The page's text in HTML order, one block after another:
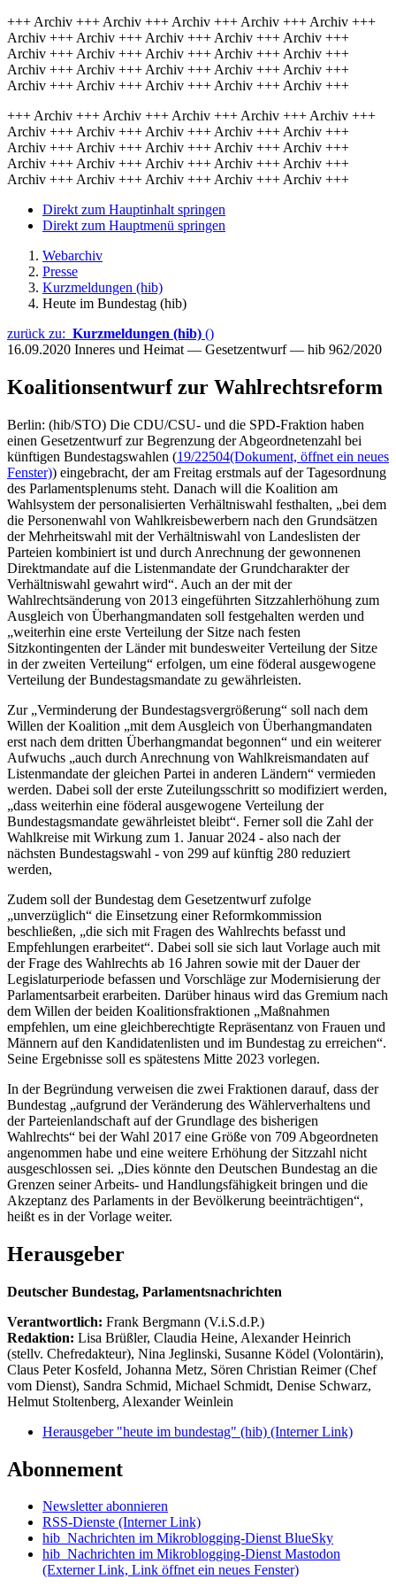
+++ Archiv +++ Archiv +++ Archiv +++ Archiv +++ Archiv +++
Archiv +++ Archiv +++ Archiv +++ Archiv +++ Archiv +++
Archiv +++ Archiv +++ Archiv +++ Archiv +++ Archiv +++
Archiv +++ Archiv +++ Archiv +++ Archiv +++ Archiv +++
Archiv +++ Archiv +++ Archiv +++ Archiv +++ Archiv +++
+++ Archiv +++ Archiv +++ Archiv +++ Archiv +++ Archiv +++
Archiv +++ Archiv +++ Archiv +++ Archiv +++ Archiv +++
Archiv +++ Archiv +++ Archiv +++ Archiv +++ Archiv +++
Archiv +++ Archiv +++ Archiv +++ Archiv +++ Archiv +++
Archiv +++ Archiv +++ Archiv +++ Archiv +++ Archiv +++
Direkt zum Hauptinhalt springen
Direkt zum Hauptmenü springen
Webarchiv
Presse
Kurzmeldungen (hib)
Heute im Bundestag (hib)
zurück zu: Kurzmeldungen (hib) ()
16.09.2020 Inneres und Heimat — Gesetzentwurf — hib 962/2020
Koalitionsentwurf zur Wahlrechtsreform
Berlin: (hib/STO) Die CDU/CSU- und die SPD-Fraktion haben
einen Gesetzentwurf zur Begrenzung der Abgeordnetenzahl bei
künftigen Bundestagswahlen (19/22504(Dokument, öffnet ein neues
Fenster)) eingebracht, der am Freitag erstmals auf der Tagesordnung
des Parlamentsplenums steht. Danach will die Koalition am
Wahlsystem der personalisierten Verhältniswahl festhalten, „bei dem
die Personenwahl von Wahlkreisbewerbern nach den Grundsätzen
der Mehrheitswahl mit der Verhältniswahl von Landeslisten der
Parteien kombiniert ist und durch Anrechnung der gewonnenen
Direktmandate auf die Listenmandate der Grundcharakter der
Verhältniswahl gewahrt wird“. Auch an der mit der
Wahlrechtsänderung von 2013 eingeführten Sitzzahlerhöhung zum
Ausgleich von Überhangmandaten soll festgehalten werden und
„weiterhin eine erste Verteilung der Sitze nach festen
Sitzkontingenten der Länder mit bundesweiter Verteilung der Sitze
in der zweiten Verteilung“ erfolgen, um eine föderal ausgewogene
Verteilung der Bundestagsmandate zu gewährleisten.
Zur „Verminderung der Bundestagsvergrößerung“ soll nach dem
Willen der Koalition „mit dem Ausgleich von Überhangmandaten
erst nach dem dritten Überhangmandat begonnen“ und ein weiterer
Aufwuchs „auch durch Anrechnung von Wahlkreismandaten auf
Listenmandate der gleichen Partei in anderen Ländern“ vermieden
werden. Dabei soll der erste Zuteilungsschritt so modifiziert werden,
„dass weiterhin eine föderal ausgewogene Verteilung der
Bundestagsmandate gewährleistet bleibt“. Ferner soll die Zahl der
Wahlkreise mit Wirkung zum 1. Januar 2024 - also nach der
nächsten Bundestagswahl - von 299 auf künftig 280 reduziert
werden,
Zudem soll der Bundestag dem Gesetzentwurf zufolge
„unverzüglich“ die Einsetzung einer Reformkommission
beschließen, „die sich mit Fragen des Wahlrechts befasst und
Empfehlungen erarbeitet“. Dabei soll sie sich laut Vorlage auch mit
der Frage des Wahlrechts ab 16 Jahren sowie mit der Dauer der
Legislaturperiode befassen und Vorschläge zur Modernisierung der
Parlamentsarbeit erarbeiten. Darüber hinaus wird das Gremium nach
dem Willen der beiden Koalitionsfraktionen „Maßnahmen
empfehlen, um eine gleichberechtigte Repräsentanz von Frauen und
Männern auf den Kandidatenlisten und im Bundestag zu erreichen“.
Seine Ergebnisse soll es spätestens Mitte 2023 vorlegen.
In der Begründung verweisen die zwei Fraktionen darauf, dass der
Bundestag „aufgrund der Veränderung des Wählerverhaltens und
der Parteienlandschaft auf der Grundlage des bisherigen
Wahlrechts“ bei der Wahl 2017 eine Größe von 709 Abgeordneten
angenommen habe und eine weitere Erhöhung der Sitzzahl nicht
ausgeschlossen sei. „Dies könnte den Deutschen Bundestag an die
Grenzen seiner Arbeits- und Handlungsfähigkeit bringen und die
Akzeptanz des Parlaments in der Bevölkerung beeinträchtigen“,
heißt es in der Vorlage weiter.
Herausgeber
Deutscher Bundestag, Parlamentsnachrichten
Verantwortlich: Frank Bergmann (V.i.S.d.P.)
Redaktion: Lisa Brüßler, Claudia Heine, Alexander Heinrich
(stellv. Chefredakteur), Nina Jeglinski, Susanne Ködel (Volontärin),
Claus Peter Kosfeld, Johanna Metz, Sören Christian Reimer (Chef
vom Dienst), Sandra Schmid, Michael Schmidt, Denise Schwarz,
Helmut Stoltenberg, Alexander Weinlein
Herausgeber "heute im bundestag" (hib) (Interner Link)
Abonnement
Newsletter abonnieren
RSS-Dienste (Interner Link)
hib_Nachrichten im Mikroblogging-Dienst BlueSky
hib_Nachrichten im Mikroblogging-Dienst Mastodon
(Externer Link, Link öffnet ein neues Fenster)